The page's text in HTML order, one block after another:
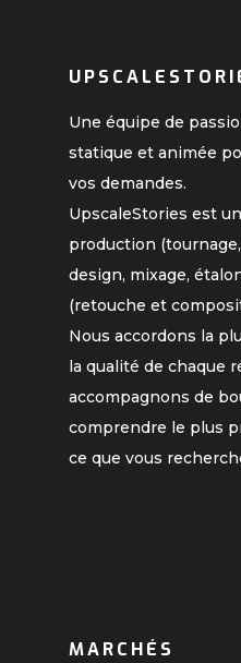
Une équipe de
statique et animée
vos demandes.
UpscaleStories est
production
design, mixage,
(retouche et
Nous accordons la
la qualité de chaque
accompagnons de
comprendre le plus
ce que vous
MARCHÉS